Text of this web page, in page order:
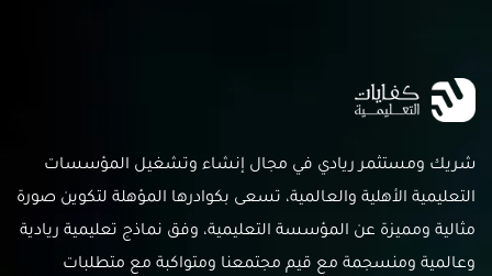
شريك ومستثمر ريادي في مجال إنشاء وتشغيل المؤسسات
التعليمية الأهلية والعالمية، تسعى بكوادرها المؤهلة لتكوين صورة
مثالية ومميزة عن المؤسسة التعليمية، وفق نماذج تعليمية ريادية
وعالمية ومنسجمة مع قيم مجتمعنا ومتواكبة مع متطلبات